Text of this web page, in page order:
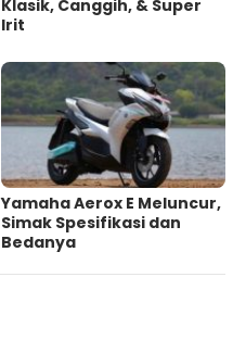
Klasik, Canggih, & Super
Irit
Yamaha Aerox E Meluncur,
Simak Spesifikasi dan
Bedanya